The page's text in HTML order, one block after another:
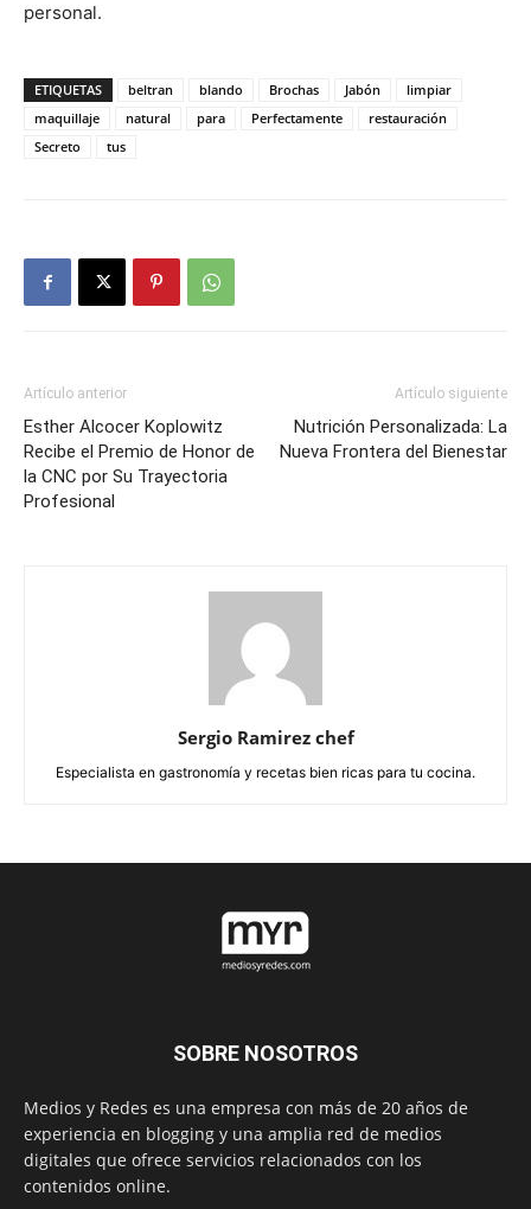
personal.
ETIQUETAS beltran blando Brochas Jabón
limpiar
maquillaje
natural para Perfectamente
restauración
Secreto
tus
Artículo anterior
Esther Alcocer Koplowitz
Recibe el Premio de Honor de
la CNC por Su Trayectoria
Profesional
Artículo siguiente
Nutrición Personalizada: La
Nueva Frontera del Bienestar
Sergio Ramirez chef
Especialista en gastronomía y recetas bien ricas para tu cocina.
SOBRE NOSOTROS
Medios y Redes es una empresa con más de 20 años de
experiencia en blogging y una amplia red de medios
digitales que ofrece servicios relacionados con los
contenidos online.